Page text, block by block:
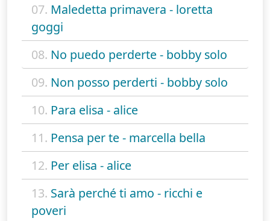
07. Maledetta primavera - loretta
goggi
08. No puedo perderte - bobby solo
09. Non posso perderti - bobby solo
10. Para elisa - alice
11. Pensa per te - marcella bella
12. Per elisa - alice
13. Sarà perché ti amo - ricchi e
poveri